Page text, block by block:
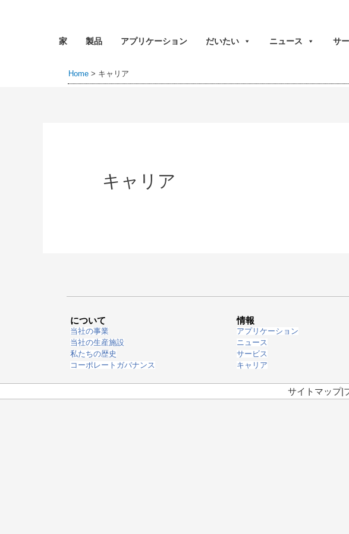
家 製品 アプリケーション だいたい ニュース サ
Home > キャリア
キャリア
について
当社の事業
当社の生産施設
私たちの歴史
コーポレートガバナンス
情報
アプリケーション
ニュース
サービス
キャリア
サイトマップ|